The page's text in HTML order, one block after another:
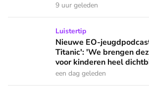
9 uur geleden
Nieuwe EO-jeugdpodcast
Luistertip
Nieuwe EO-
Titanic': 'We brengen
voor kinderen heel
een dag geleden